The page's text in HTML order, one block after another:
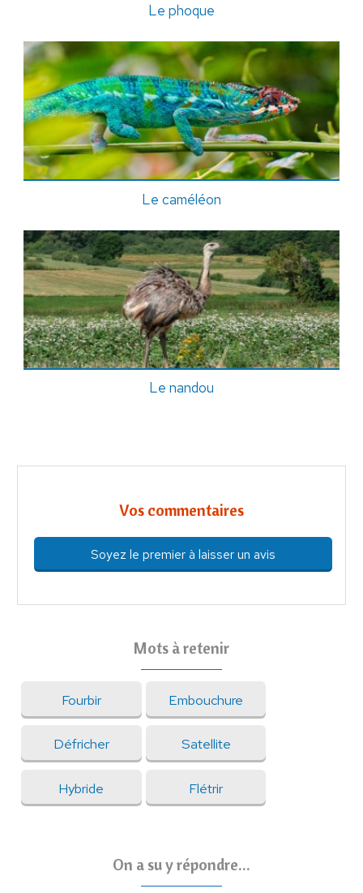
Le phoque
Le caméléon
Le nandou
Vos commentaires
Soyez le premier à laisser un avis
Mots à retenir
Fourbir Embouchure
Défricher Satellite
Hybride Flétrir
On a su y répondre...